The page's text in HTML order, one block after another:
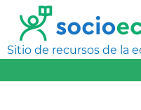
Sitio de recursos de la